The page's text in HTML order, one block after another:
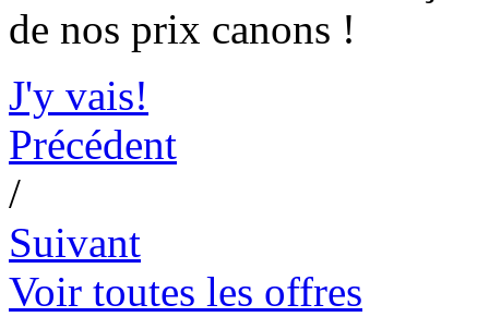
de nos prix canons !
J'y vais!
Précédent
/
Suivant
Voir toutes les offres